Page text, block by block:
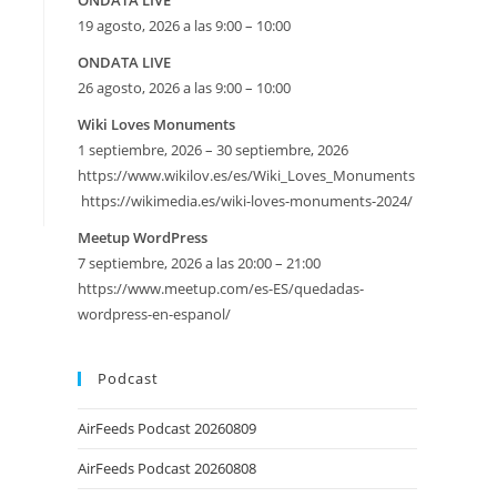
19 agosto, 2026 a las 9:00 – 10:00
ONDATA LIVE
26 agosto, 2026 a las 9:00 – 10:00
Wiki Loves Monuments
1 septiembre, 2026 – 30 septiembre, 2026
https://www.wikilov.es/es/Wiki_Loves_Monuments
https://wikimedia.es/wiki-loves-monuments-2024/
Meetup WordPress
7 septiembre, 2026 a las 20:00 – 21:00
https://www.meetup.com/es-ES/quedadas-
wordpress-en-espanol/
Podcast
AirFeeds Podcast 20260809
AirFeeds Podcast 20260808